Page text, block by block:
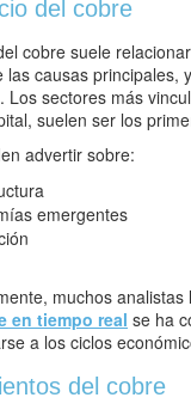
del cobre
cobre suele
causas principales,
sectores más
suelen ser los
advertir sobre:
emergentes
muchos
en tiempo real se ha
a los ciclos
del cobre